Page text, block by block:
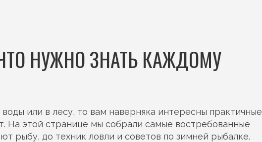
НУЖНО ЗНАТЬ КАЖДОМУ
или в лесу, то вам наверняка интересны практичные
На этой странице мы собрали самые востребованные
рыбу, до техник ловли и советов по зимней рыбалке.